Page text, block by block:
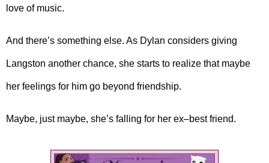
love of music.
And there’s something else. As Dylan considers giving
Langston another chance, she starts to realize that maybe
her feelings for him go beyond friendship.
Maybe, just maybe, she’s falling for her ex–best friend.